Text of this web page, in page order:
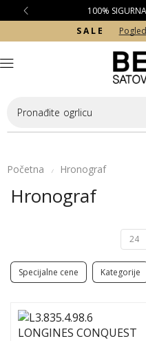
100%
S A L E
Pronađite ogrlicu
Početna / Hronograf
Hronograf
Specijalne cene Kategorije